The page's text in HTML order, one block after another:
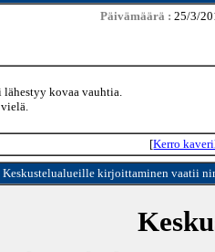
Päivämäärä : 25/3/
lähestyy kovaa vauhtia.
[Kerro
Keskustelualueille kirjoittaminen vaatii